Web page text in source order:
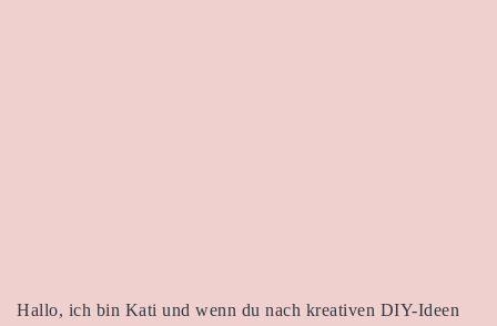
Hallo, ich bin Kati und wenn du nach kreativen DIY-Ideen